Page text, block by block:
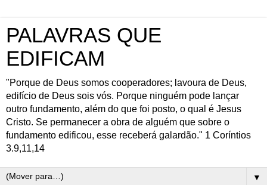
PALAVRAS QUE
EDIFICAM
"Porque de Deus somos cooperadores; lavoura de Deus,
edifício de Deus sois vós. Porque ninguém pode lançar
outro fundamento, além do que foi posto, o qual é Jesus
Cristo. Se permanecer a obra de alguém que sobre o
fundamento edificou, esse receberá galardão." 1 Coríntios
3.9,11,14
▼